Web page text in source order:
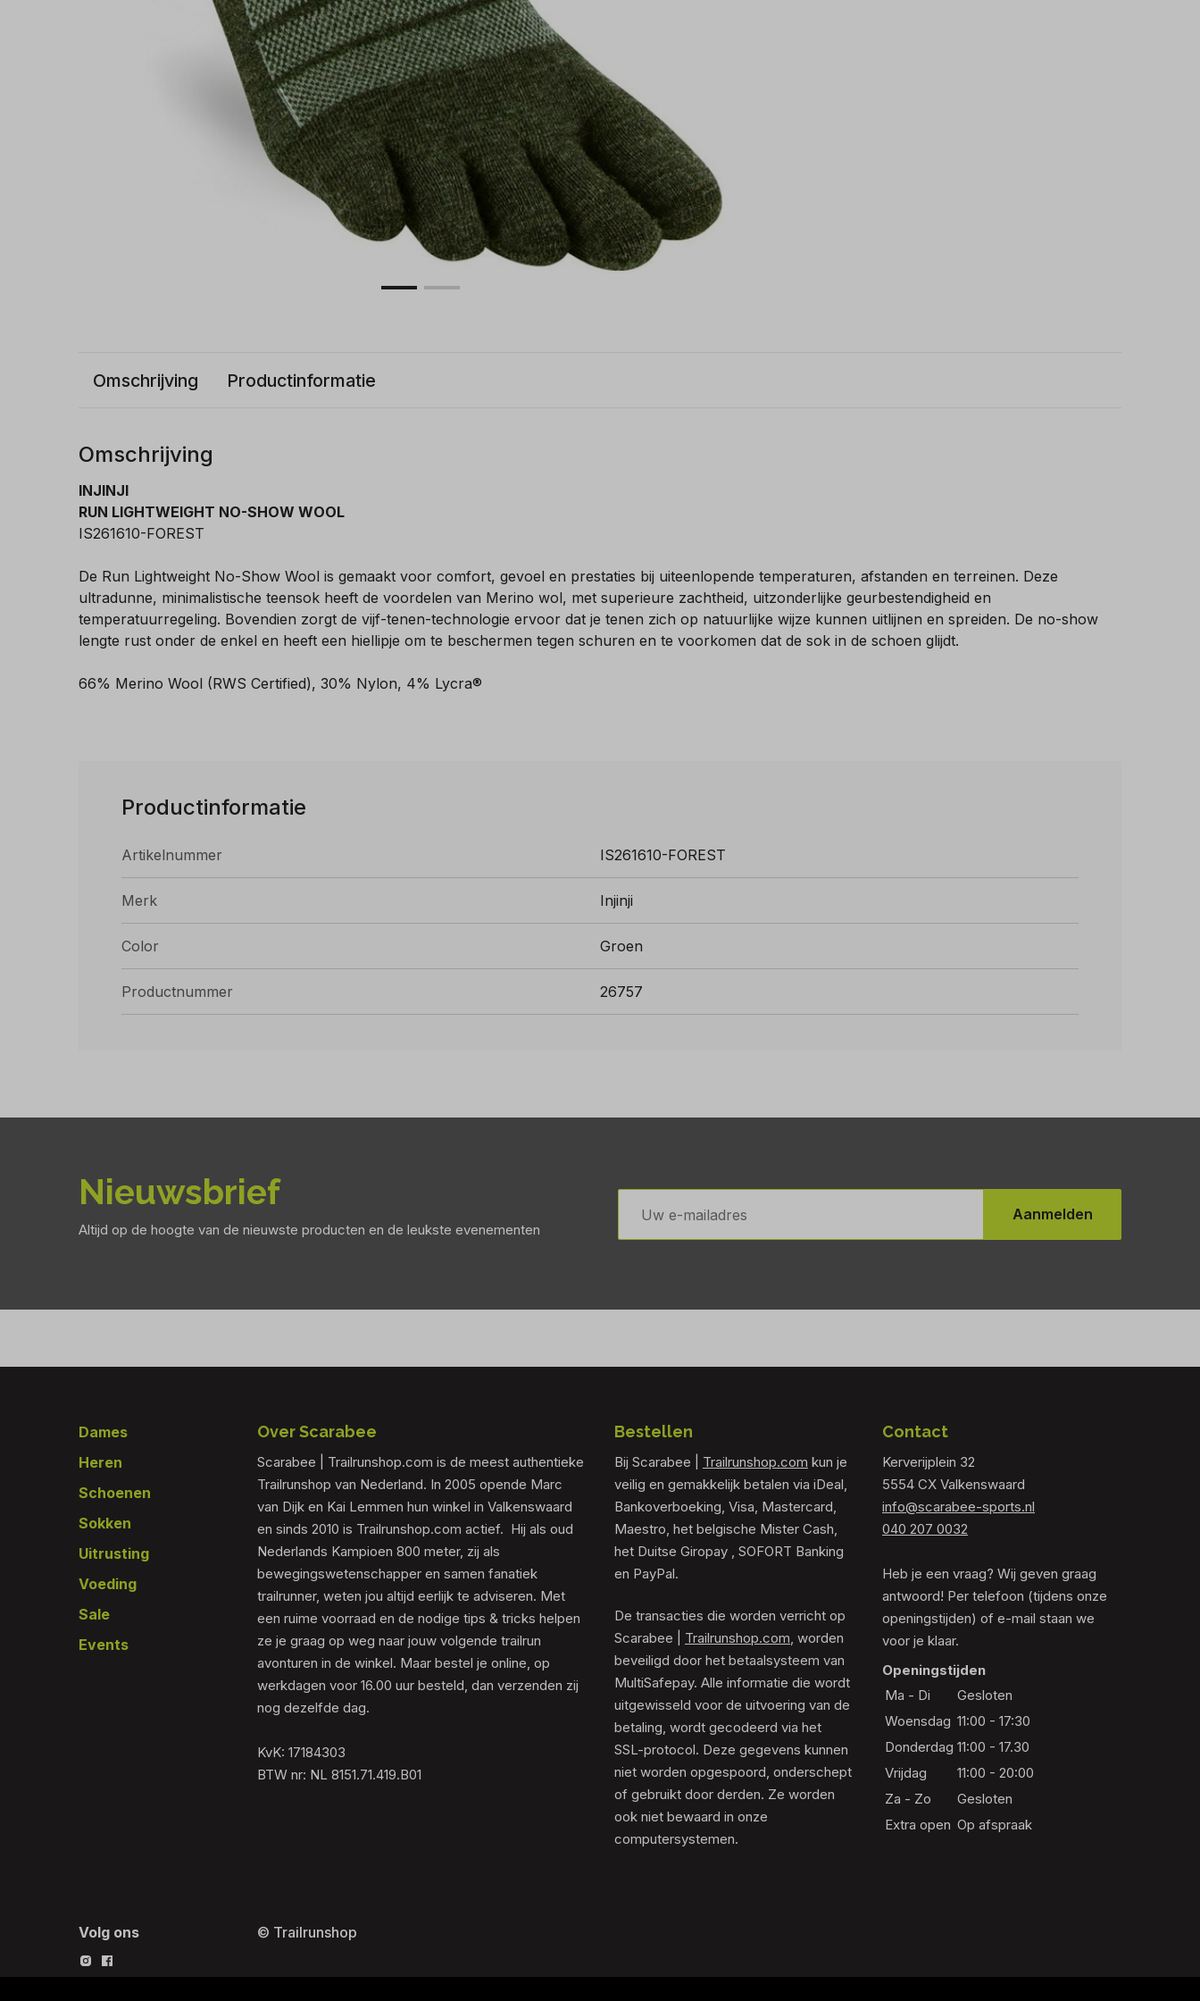
Omschrijving Productinformatie
Omschrijving
INJINJI
RUN LIGHTWEIGHT NO-SHOW WOOL
IS261610-FOREST
De Run Lightweight No-Show Wool is gemaakt voor comfort, gevoel en prestaties bij uiteenlopende temperaturen, afstanden en terreinen. Deze
ultradunne, minimalistische teensok heeft de voordelen van Merino wol, met superieure zachtheid, uitzonderlijke geurbestendigheid en
temperatuurregeling. Bovendien zorgt de vijf-tenen-technologie ervoor dat je tenen zich op natuurlijke wijze kunnen uitlijnen en spreiden. De no-show
lengte rust onder de enkel en heeft een hiellipje om te beschermen tegen schuren en te voorkomen dat de sok in de schoen glijdt.
66% Merino Wool (RWS Certified), 30% Nylon, 4% Lycra®
Productinformatie
Artikelnummer IS261610-FOREST
Merk Injinji
Color Groen
Productnummer 26757
Nieuwsbrief
Altijd op de hoogte van de nieuwste producten en de leukste evenementen
E-
mailadres
Aanmelden
Footer
Dames
Heren
Schoenen
Sokken
Uitrusting
Voeding
Sale
Events
Over Scarabee
Scarabee | Trailrunshop.com is de meest authentieke
Trailrunshop van Nederland. In 2005 opende Marc
van Dijk en Kai Lemmen hun winkel in Valkenswaard
en sinds 2010 is Trailrunshop.com actief. Hij als oud
Nederlands Kampioen 800 meter, zij als
bewegingswetenschapper en samen fanatiek
trailrunner, weten jou altijd eerlijk te adviseren. Met
een ruime voorraad en de nodige tips & tricks helpen
ze je graag op weg naar jouw volgende trailrun
avonturen in de winkel. Maar bestel je online, op
werkdagen voor 16.00 uur besteld, dan verzenden zij
nog dezelfde dag.
KvK: 17184303
BTW nr: NL 8151.71.419.B01
Bestellen
Bij Scarabee | Trailrunshop.com kun je
veilig en gemakkelijk betalen via iDeal,
Bankoverboeking, Visa, Mastercard,
Maestro, het belgische Mister Cash,
het Duitse Giropay , SOFORT Banking
en PayPal.
De transacties die worden verricht op
Scarabee | Trailrunshop.com, worden
beveiligd door het betaalsysteem van
MultiSafepay. Alle informatie die wordt
uitgewisseld voor de uitvoering van de
betaling, wordt gecodeerd via het
SSL-protocol. Deze gegevens kunnen
niet worden opgespoord, onderschept
of gebruikt door derden. Ze worden
ook niet bewaard in onze
computersystemen.
Contact
Kerverijplein 32
5554 CX Valkenswaard
info@scarabee-sports.nl
040 207 0032
Heb je een vraag? Wij geven graag
antwoord! Per telefoon (tijdens onze
openingstijden) of e-mail staan we
voor je klaar.
Openingstijden
Ma - Di
Gesloten
Woensdag 11:00 - 17:30
Donderdag 11:00 - 17.30
Vrijdag
11:00 - 20:00
Za - Zo
Gesloten
Extra open Op afspraak
Volg ons © Trailrunshop